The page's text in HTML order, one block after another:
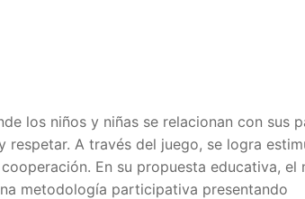
los niños y niñas se relacionan con sus
respetar. A través del juego, se logra
En su propuesta educativa, el
metodología participativa presentando